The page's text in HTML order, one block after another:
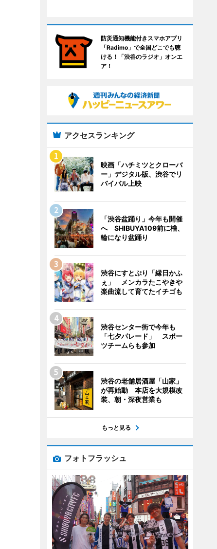
防災通知機能付きスマホアプリ
「Radimo」で全国どこでも聴
ける！「渋谷のラジオ」オンエ
ア！
アクセスランキング
映画「ハチミツとクローバ
ー」デジタル版、渋谷でリ
バイバル上映
「渋谷盆踊り」今年も開催
へ SHIBUYA109前に櫓、
輪になり盆踊り
渋谷にすとぷり「縁日かふ
ぇ」 メンカラたこやきや
楽曲流して育てたイチゴも
渋谷センター街で今年も
「七夕パレード」 スポー
ツチームらも参加
渋谷の老舗居酒屋「山家」
が再始動 本店を大規模改
装、朝・深夜営業も
もっと見る
フォトフラッシュ